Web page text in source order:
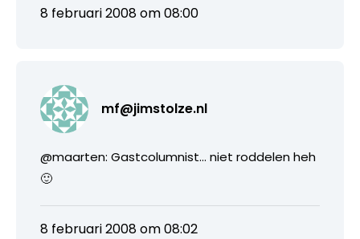
8 februari 2008 om 08:00
mf@jimstolze.nl
@maarten: Gastcolumnist… niet roddelen heh
🙂
8 februari 2008 om 08:02